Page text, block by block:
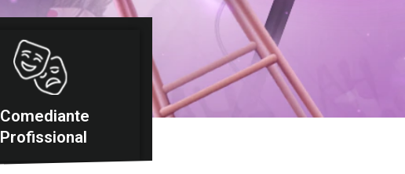
Comediante
Profissional